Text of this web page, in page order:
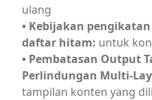
• Kebijakan
daftar hitam:
• Pembatasan Output
Perlindungan Multi-
tampilan konten yang